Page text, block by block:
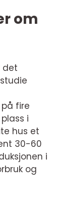
om
det
fire
i
hus et
30-60
i
og